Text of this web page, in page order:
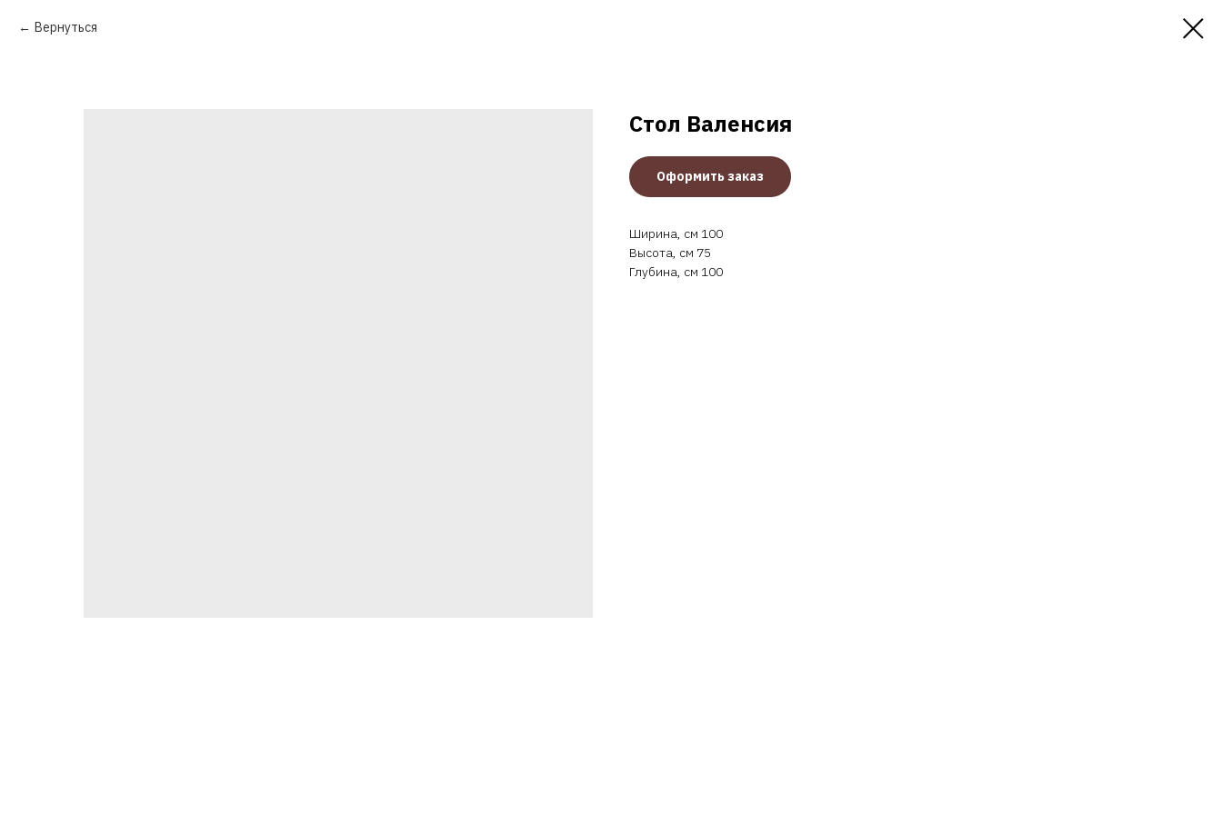
Вернуться
Стол Валенсия
Оформить заказ
Ширина, см 100
Высота, см 75
Глубина, см 100